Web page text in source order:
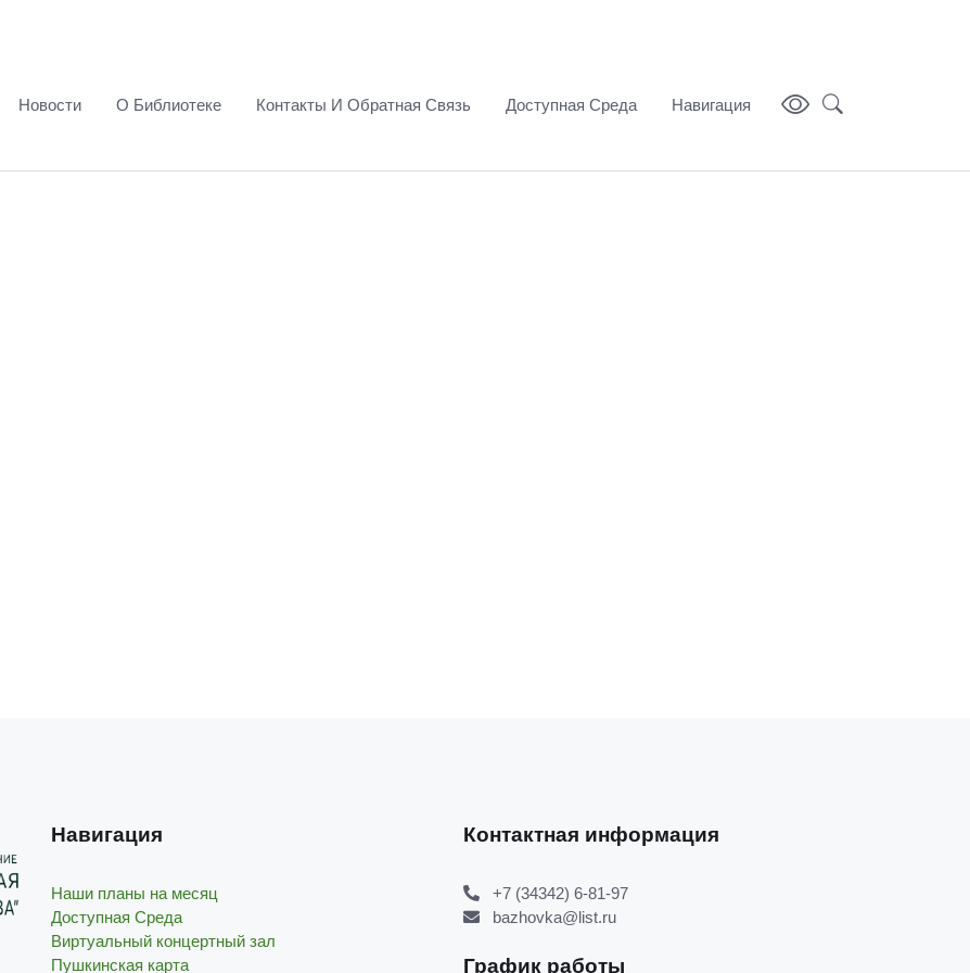
Новости О Библиотеке Контакты И Обратная Связь Доступная Среда Навигация
Навигация
Наши планы на месяц
Доступная Среда
Виртуальный концертный зал
Пушкинская карта
Контактная информация
+7 (34342) 6-81-97
bazhovka@list.ru
График работы